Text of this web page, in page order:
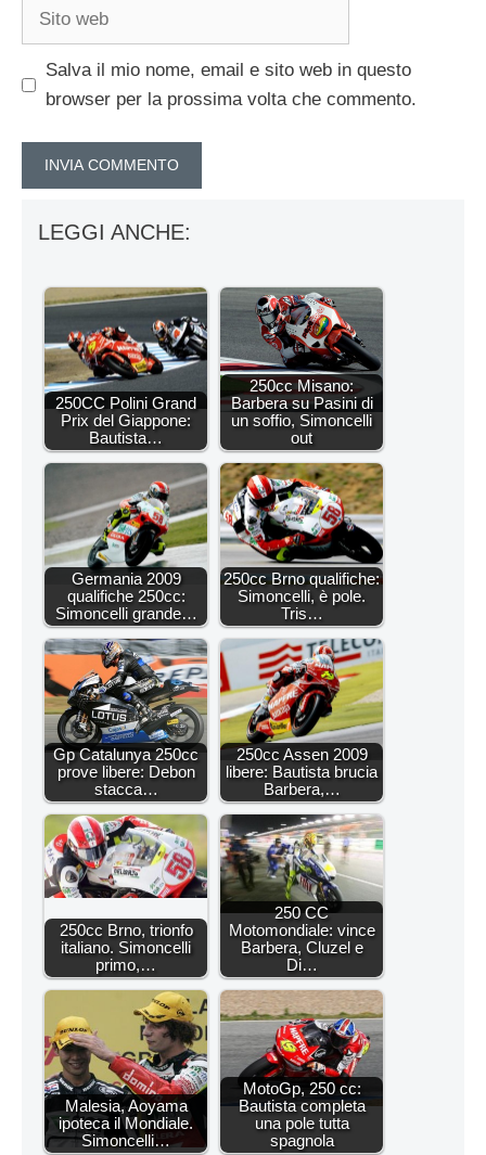
Sito
Salva il mio nome, email e sito web in questo
browser per la prossima volta che commento.
LEGGI ANCHE:
250CC Polini Grand
Prix del Giappone:
Bautista…
250cc Misano:
Barbera su Pasini di
un soffio, Simoncelli
out
Germania 2009
qualifiche 250cc:
Simoncelli grande…
250cc Brno qualifiche:
Simoncelli, è pole.
Tris…
Gp Catalunya 250cc
prove libere: Debon
stacca…
250cc Assen 2009
libere: Bautista brucia
Barbera,…
250cc Brno, trionfo
italiano. Simoncelli
primo,…
250 CC
Motomondiale: vince
Barbera, Cluzel e
Di…
Malesia, Aoyama
ipoteca il Mondiale.
Simoncelli…
MotoGp, 250 cc:
Bautista completa
una pole tutta
spagnola